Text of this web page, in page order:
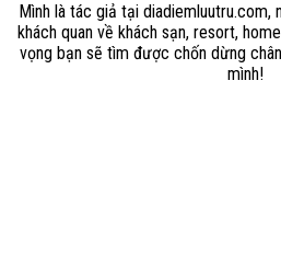
Mình là tác giả tại
khách quan về khách sạn, resort,
vọng bạn sẽ tìm được chốn dừng
mình!